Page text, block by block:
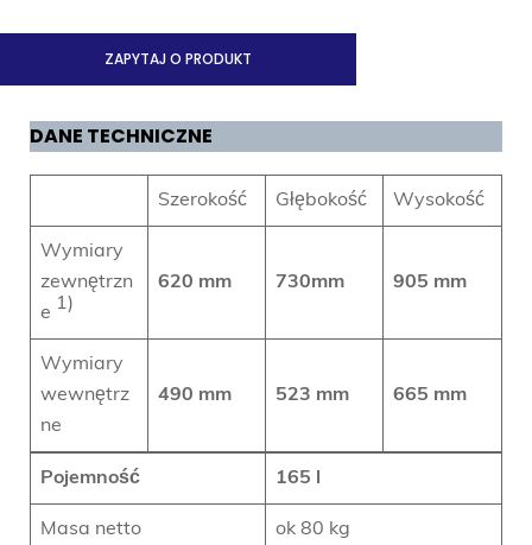
ZAPYTAJ O PRODUKT
DANE TECHNICZNE
Szerokość Głębokość Wysokość
Wymiary
zewnętrzn
e 1)
620 mm 730mm 905 mm
Wymiary
wewnętrz
ne
490 mm 523 mm 665 mm
Pojemność 165 l
Masa netto ok 80 kg